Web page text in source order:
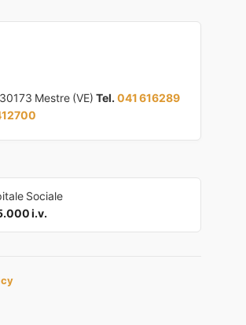
Mestre (VE)Tel. 041 616289
Sociale
i.v.